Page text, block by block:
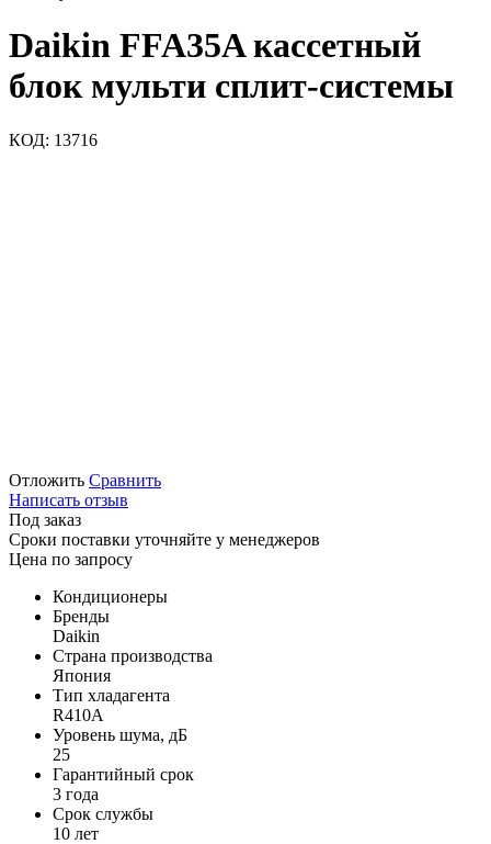
Daikin FFA35A кассетный
блок мульти сплит-системы
КОД: 13716
Отложить Сравнить
Написать отзыв
Под заказ
Сроки поставки уточняйте у менеджеров
Цена по запросу
Кондиционеры
Бренды
Daikin
Страна производства
Япония
Тип хладагента
R410A
Уровень шума, дБ
25
Гарантийный срок
3 года
Срок службы
10 лет